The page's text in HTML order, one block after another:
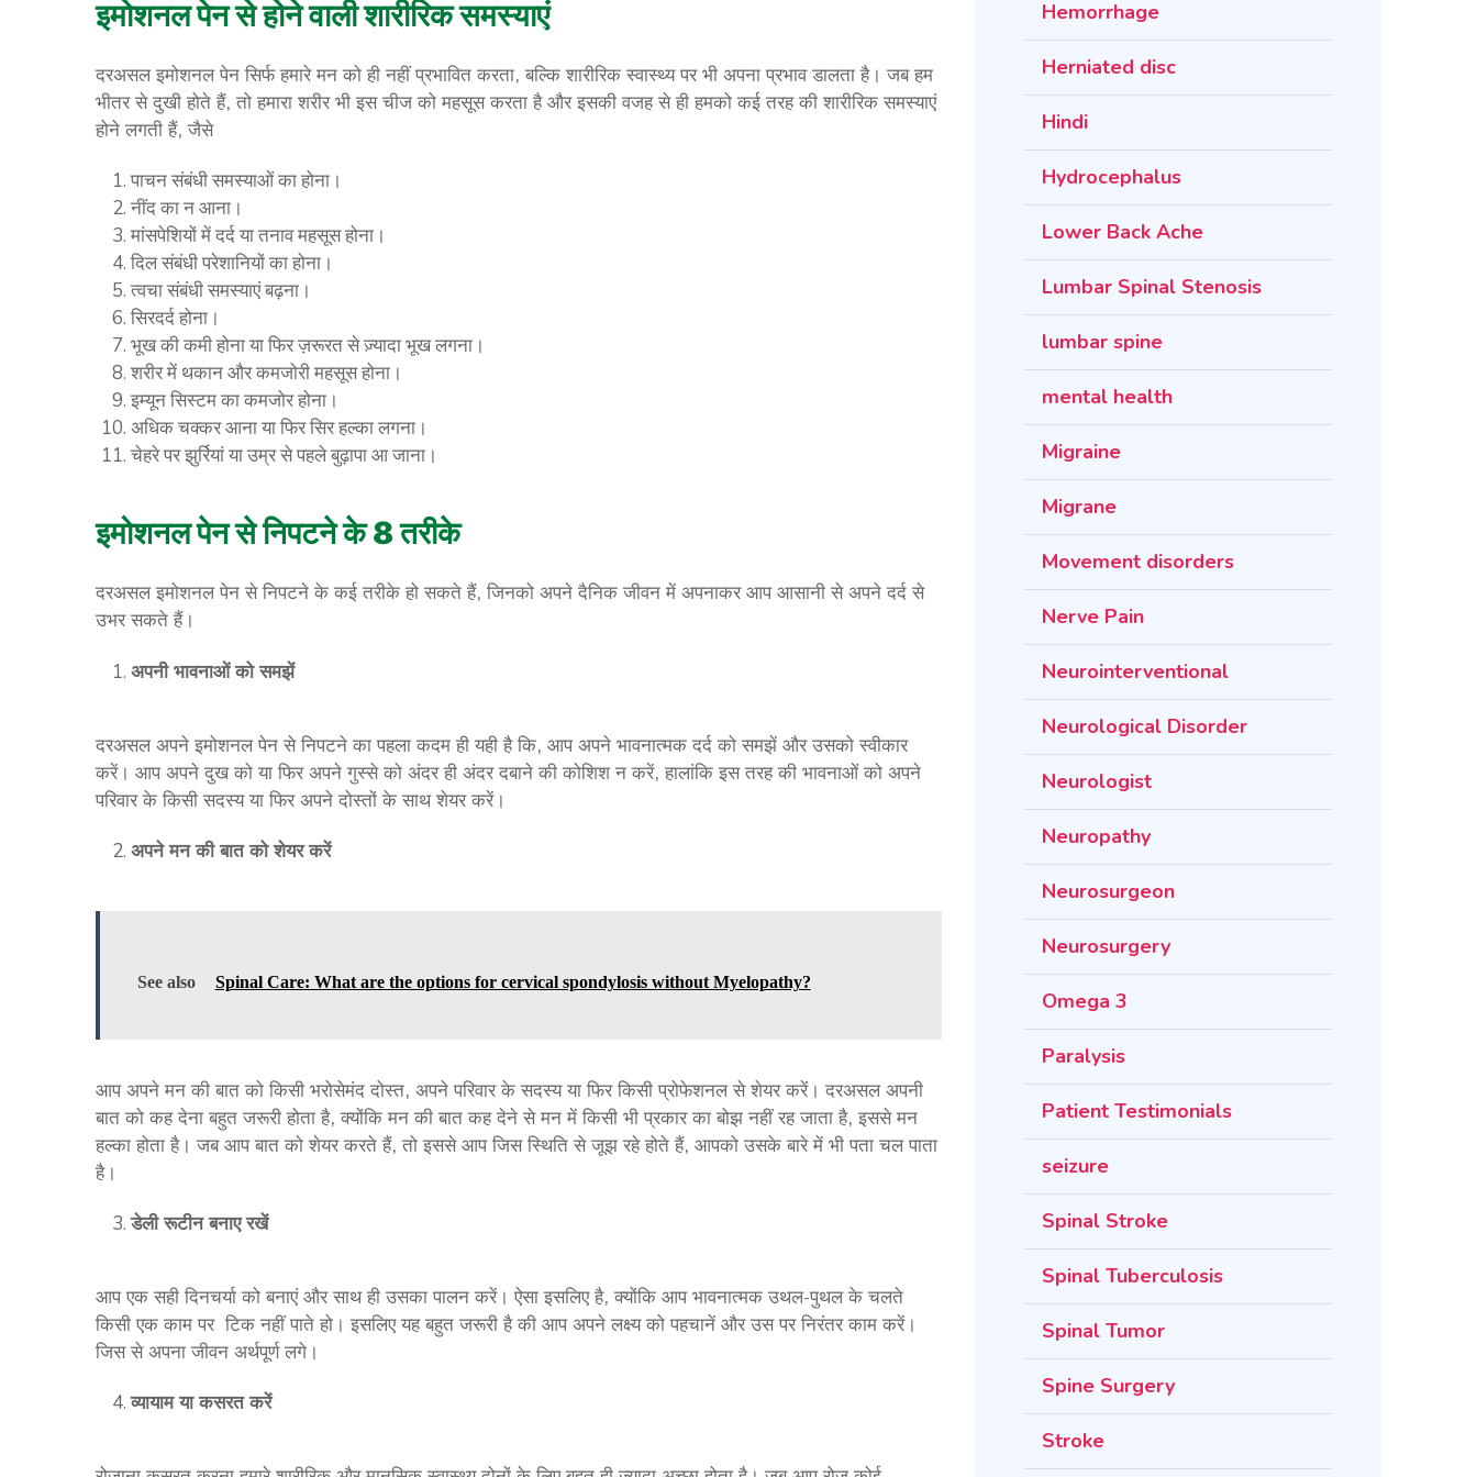
इमोशनल पेन से होने वाली शारीरिक समस्याएं
दरअसल इमोशनल पेन सिर्फ हमारे मन को ही नहीं प्रभावित करता, बल्कि शारीरिक स्वास्थ्य पर भी अपना प्रभाव डालता है। जब हम
भीतर से दुखी होते हैं, तो हमारा शरीर भी इस चीज को महसूस करता है और इसकी वजह से ही हमको कई तरह की शारीरिक समस्याएं
होने लगती हैं, जैसे
पाचन संबंधी समस्याओं का होना।
नींद का न आना।
मांसपेशियों में दर्द या तनाव महसूस होना।
दिल संबंधी परेशानियों का होना।
त्वचा संबंधी समस्याएं बढ़ना।
सिरदर्द होना।
भूख की कमी होना या फिर ज़रूरत से ज़्यादा भूख लगना।
शरीर में थकान और कमजोरी महसूस होना।
इम्यून सिस्टम का कमजोर होना।
अधिक चक्कर आना या फिर सिर हल्का लगना।
चेहरे पर झुर्रियां या उम्र से पहले बुढ़ापा आ जाना।
इमोशनल पेन से निपटने के 8 तरीके
दरअसल इमोशनल पेन से निपटने के कई तरीके हो सकते हैं, जिनको अपने दैनिक जीवन में अपनाकर आप आसानी से अपने दर्द से
उभर सकते हैं।
अपनी भावनाओं को समझें
दरअसल अपने इमोशनल पेन से निपटने का पहला कदम ही यही है कि, आप अपने भावनात्मक दर्द को समझें और उसको स्वीकार
करें। आप अपने दुख को या फिर अपने गुस्से को अंदर ही अंदर दबाने की कोशिश न करें, हालांकि इस तरह की भावनाओं को अपने
परिवार के किसी सदस्य या फिर अपने दोस्तों के साथ शेयर करें।
अपने मन की बात को शेयर करें
See also Spinal Care: What are the options for cervical spondylosis without Myelopathy?
आप अपने मन की बात को किसी भरोसेमंद दोस्त, अपने परिवार के सदस्य या फिर किसी प्रोफेशनल से शेयर करें। दरअसल अपनी
बात को कह देना बहुत जरूरी होता है, क्योंकि मन की बात कह देने से मन में किसी भी प्रकार का बोझ नहीं रह जाता है, इससे मन
हल्का होता है। जब आप बात को शेयर करते हैं, तो इससे आप जिस स्थिति से जूझ रहे होते हैं, आपको उसके बारे में भी पता चल पाता
है।
डेली रूटीन बनाए रखें
आप एक सही दिनचर्या को बनाएं और साथ ही उसका पालन करें। ऐसा इसलिए है, क्योंकि आप भावनात्मक उथल-पुथल के चलते
किसी एक काम पर टिक नहीं पाते हो। इसलिए यह बहुत जरूरी है की आप अपने लक्ष्य को पहचानें और उस पर निरंतर काम करें।
जिस से अपना जीवन अर्थपूर्ण लगे।
व्यायाम या कसरत करें
Hemorrhage
Herniated disc
Hindi
Hydrocephalus
Lower Back Ache
Lumbar Spinal Stenosis
lumbar spine
mental health
Migraine
Migrane
Movement disorders
Nerve Pain
Neurointerventional
Neurological Disorder
Neurologist
Neuropathy
Neurosurgeon
Neurosurgery
Omega 3
Paralysis
Patient Testimonials
seizure
Spinal Stroke
Spinal Tuberculosis
Spinal Tumor
Spine Surgery
Stroke